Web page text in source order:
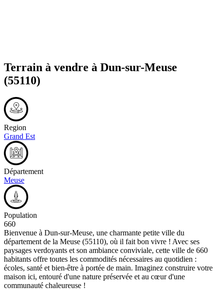
Terrain à vendre à Dun-sur-Meuse
(55110)
Region
Grand Est
Département
Meuse
Population
660
Bienvenue à Dun-sur-Meuse, une charmante petite ville du
département de la Meuse (55110), où il fait bon vivre ! Avec ses
paysages verdoyants et son ambiance conviviale, cette ville de 660
habitants offre toutes les commodités nécessaires au quotidien :
écoles, santé et bien-être à portée de main. Imaginez construire votre
maison ici, entouré d'une nature préservée et au cœur d'une
communauté chaleureuse !